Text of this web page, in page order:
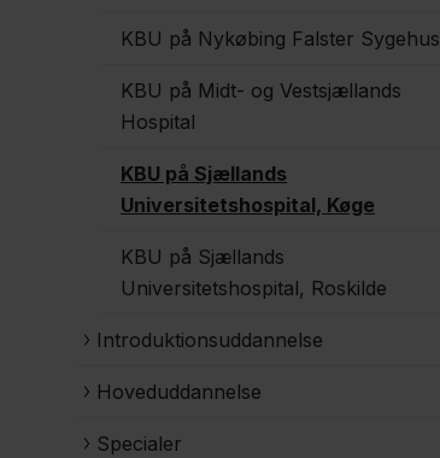
KBU på Nykøbing Falster Sygehus
KBU på Midt- og Vestsjællands
Hospital
KBU på Sjællands
Universitetshospital, Køge
KBU på Sjællands
Universitetshospital, Roskilde
Introduktionsuddannelse
Hoveduddannelse
Specialer